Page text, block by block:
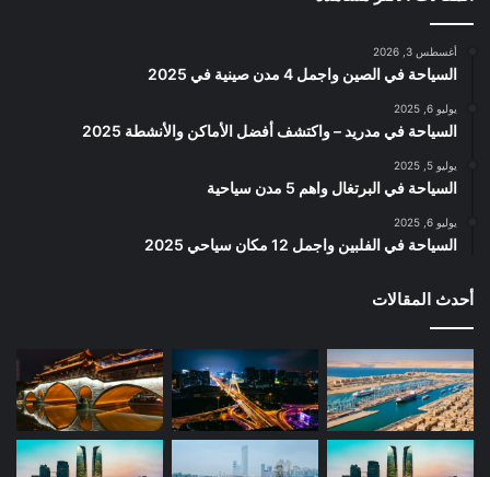
أغسطس 3, 2026
السياحة في الصين واجمل 4 مدن صينية في 2025
يوليو 6, 2025
السياحة في مدريد – واكتشف أفضل الأماكن والأنشطة 2025
يوليو 5, 2025
السياحة في البرتغال واهم 5 مدن سياحية
يوليو 6, 2025
السياحة في الفلبين واجمل 12 مكان سياحي 2025
أحدث المقالات